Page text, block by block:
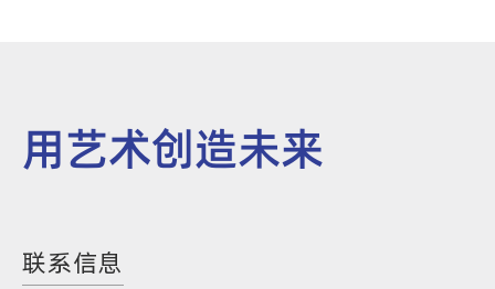
用艺术创造未来
联系信息